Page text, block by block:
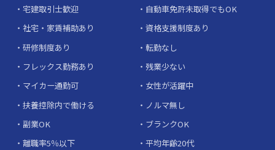
宅建取引士歓迎
自動車免許未取得でもOK
社宅・家賃補助あり
資格支援制度あり
研修制度あり
転勤なし
フレックス勤務あり
残業少ない
マイカー通勤可
女性が活躍中
扶養控除内で働ける
ノルマ無し
副業OK
ブランクOK
離職率5％以下
平均年齢20代